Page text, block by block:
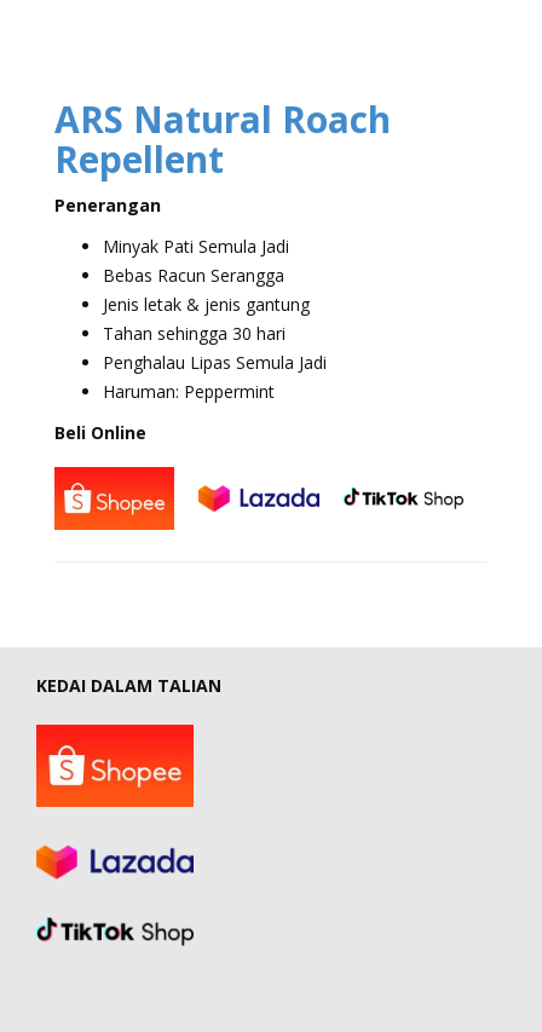
ARS Natural Roach
Repellent
Penerangan
Minyak Pati Semula Jadi
Bebas Racun Serangga
Jenis letak & jenis gantung
Tahan sehingga 30 hari
Penghalau Lipas Semula Jadi
Haruman: Peppermint
Beli Online
KEDAI DALAM TALIAN